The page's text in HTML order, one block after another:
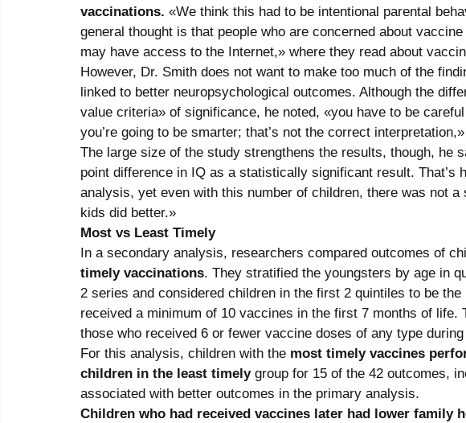
vaccinations. «We think this had to be intentional parental
general thought is that people who are concerned about
may have access to the Internet,» where they read about
However, Dr. Smith does not want to make too much of the
linked to better neuropsychological outcomes. Although the
value criteria» of significance, he noted, «you have to be
you’re going to be smarter; that’s not the correct
The large size of the study strengthens the results, though, he
point difference in IQ as a statistically significant result. That’s
analysis, yet even with this number of children, there was not a
kids did better.»
Most vs Least Timely
In a secondary analysis, researchers compared outcomes of
timely vaccinations. They stratified the youngsters by age in
2 series and considered children in the first 2 quintiles to be
received a minimum of 10 vaccines in the first 7 months of life.
those who received 6 or fewer vaccine doses of any type
For this analysis, children with the most timely vaccines
children in the least timely group for 15 of the 42 outcomes,
associated with better outcomes in the primary analysis.
Children who had received vaccines later had lower family